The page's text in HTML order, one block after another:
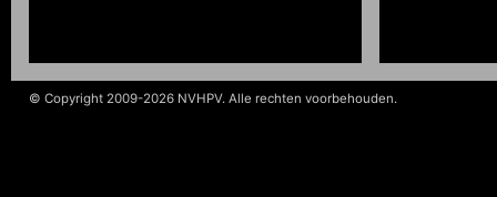
© Copyright 2009-2026 NVHPV. Alle rechten voorbehouden.